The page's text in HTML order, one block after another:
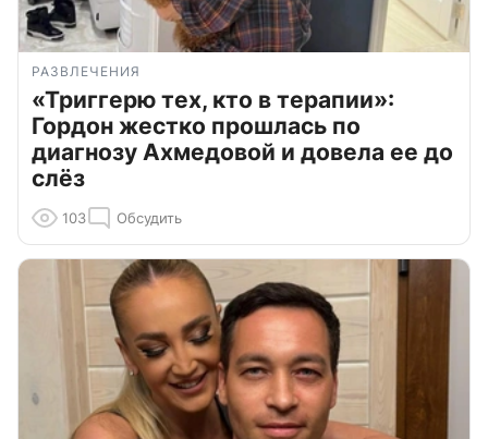
РАЗВЛЕЧЕНИЯ
«Триггерю тех, кто в терапии»:
Гордон жестко прошлась по
диагнозу Ахмедовой и довела ее до
слёз
103 Обсудить